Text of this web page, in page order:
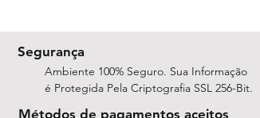
Segurança
Ambiente 100% Seguro. Sua Informação
é Protegida Pela Criptografia SSL 256-Bit.
Métodos de pagamentos aceitos